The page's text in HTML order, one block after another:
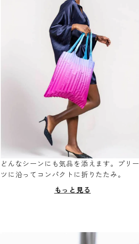
どんなシーンにも気品を添えます。プリー
ツに沿ってコンパクトに折りたたみ。
もっと見る